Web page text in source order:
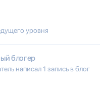
уровня
блогер
написал 1 запись в блог